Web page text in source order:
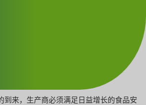
到来，生产商必须满足日益增长的食品安